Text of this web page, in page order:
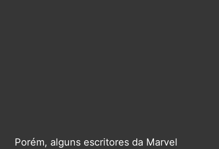
Porém, alguns escritores da Marvel